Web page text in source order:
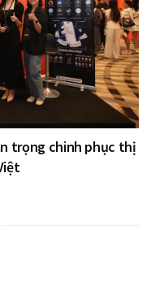
trọng chinh phục thị